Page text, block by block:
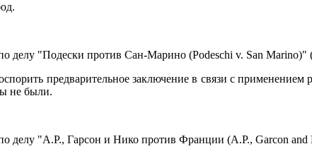
"Подески против Сан-Марино (Podeschi v. San Marino)"
предварительное заключение в связи с
не были.
"A.P., Гарсон и Нико против Франции (A.P., Garcon and